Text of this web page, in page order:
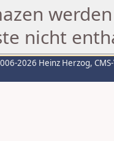
nicht
2026 Heinz Herzog,